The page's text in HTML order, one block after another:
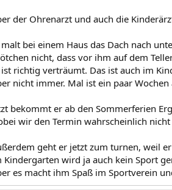
der Ohrenarzt und auch die
malt bei einem Haus das Dach nach
nicht, dass vor ihm auf dem
ist richtig verträumt. Das ist auch im
nicht immer. Mal ist ein paar
bekommt er ab den Sommerferien
wir den Termin wahrscheinlich
geht er jetzt zum turnen, weil
Kindergarten wird ja auch kein Sport
es macht ihm Spaß im Sportverein